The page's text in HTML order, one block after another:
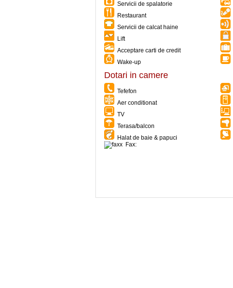
Servicii de spalatorie
Restaurant
Servicii de calcat haine
Lift
Acceptare carti de credit
Wake-up
Dotari in camere
Tefefon
Aer conditionat
TV
Terasa/balcon
Halat de baie & papuci
Fax: